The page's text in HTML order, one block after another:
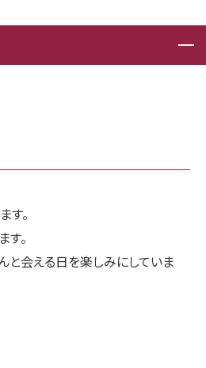
す。
。
と会える日を楽しみにしていま